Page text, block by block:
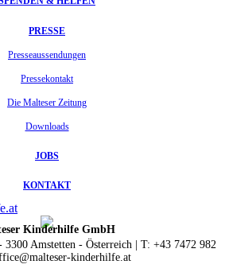
PRESSE
Presseaussendungen
Pressekontakt
Die Malteser Zeitung
Downloads
JOBS
KONTAKT
Kinderhilfe GmbH
3300 Amstetten - Österreich | T: +43 7472 982
kinderhilfe.at